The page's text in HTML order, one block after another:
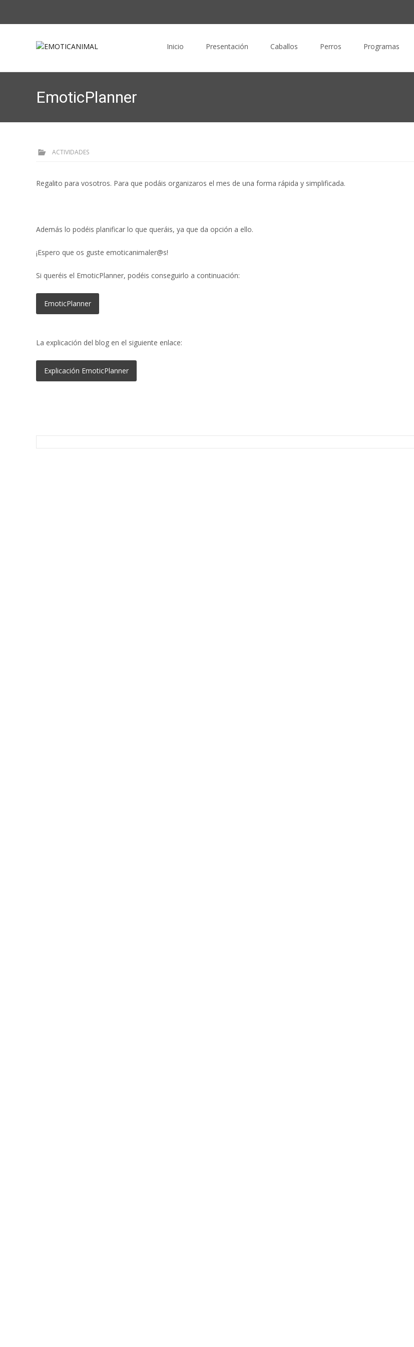
Inicio
Presentación Caballos Perros Programas
EmoticPlanner
ACTIVIDADES
Regalito para vosotros. Para que podáis organizaros el mes de una forma rápida y simplificada.
Además lo podéis planificar lo que queráis, ya que da opción a ello.
¡Espero que os guste emoticanimaler@s!
Si queréis el EmoticPlanner, podéis conseguirlo a continuación:
EmoticPlanner
La explicación del blog en el siguiente enlace:
Explicación EmoticPlanner